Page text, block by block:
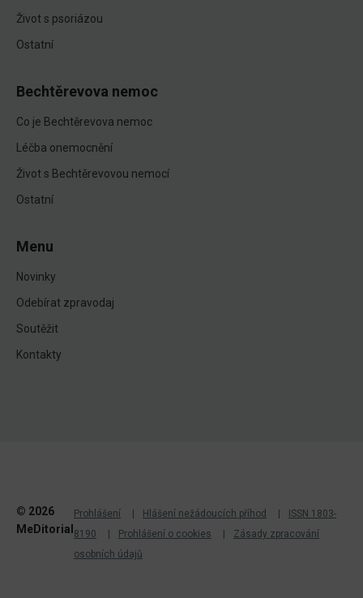
Život s psoriázou
Ostatní
Bechtěrevova nemoc
Co je Bechtěrevova nemoc
Léčba onemocnění
Život s Bechtěrevovou nemocí
Ostatní
Menu
Novinky
Odebírat zpravodaj
Soutěžit
Kontakty
© 2026
MeDitorial
Prohlášení Hlášení nežádoucích příhod
ISSN 1803-
8190
Prohlášení o cookies
Zásady zpracování
osobních údajů